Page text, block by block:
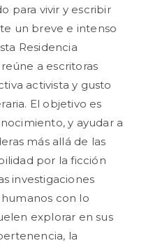
para vivir y escribir
un breve e intenso
Residencia
a escritoras
activista y gusto
El objetivo es
y ayudar a
más allá de las
por la ficción
investigaciones
con lo
explorar en sus
la